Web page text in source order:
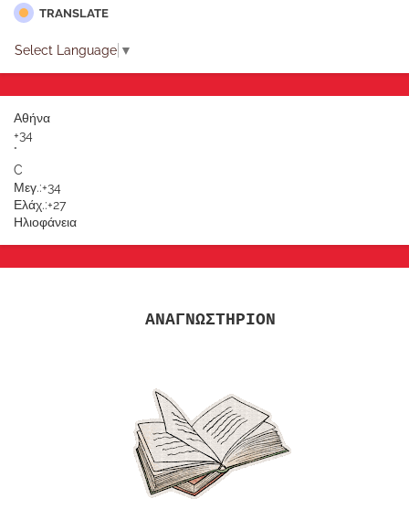
TRANSLATE
Select Language ▼
Αθήνα
+34
°
C
Μεγ.:+34
Ελάχ.:+27
Ηλιοφάνεια
ΑΝΑΓΝΩΣΤΗΡΙΟΝ